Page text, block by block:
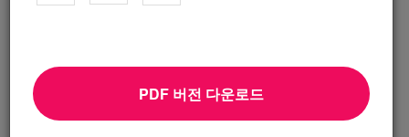
PDF 버전 다운로드
How SEP2 Delivers Specialized Cyber
Security Services That...